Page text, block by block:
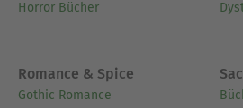
Menschsein in Beziehungen
"Ethik und Recht der
berät die Konrad-Adenauer-
Horror Bücher
Romance & Spice
Gothic Romance